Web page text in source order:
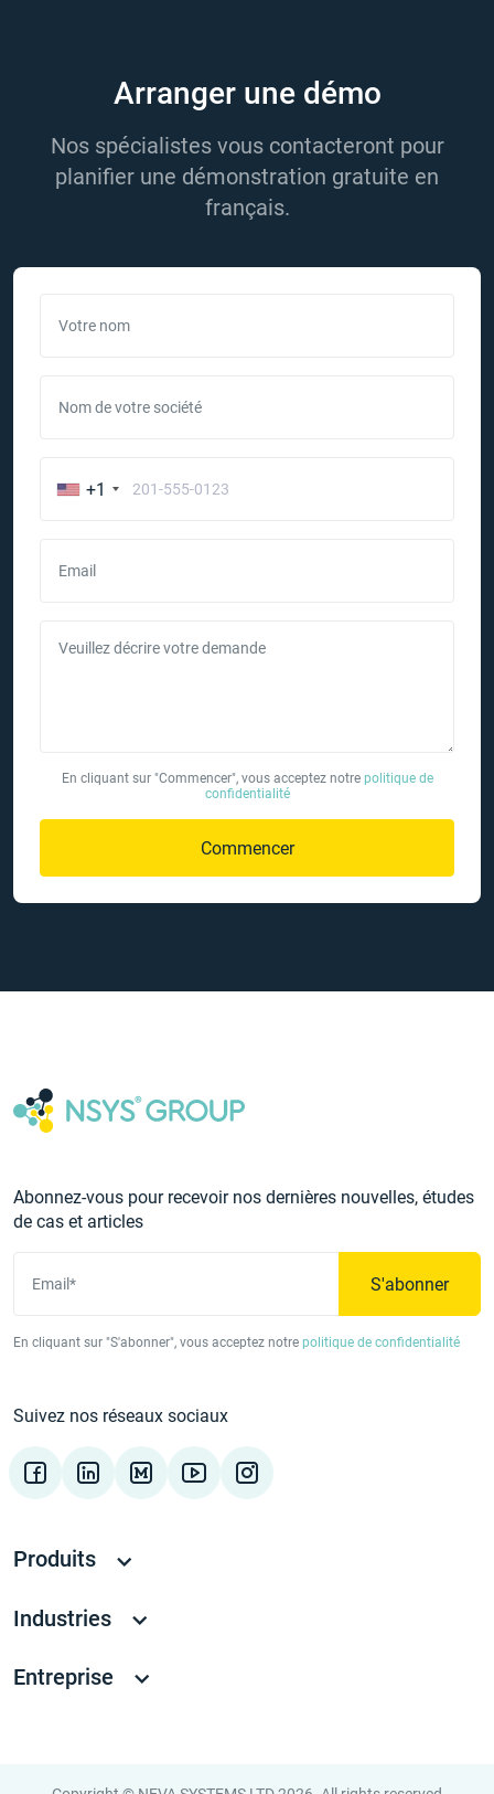
Arranger une démo
Nos spécialistes vous contacteront pour
planifier une démonstration gratuite en
français.
Votre nom
Nom de votre société
+1
Email
Veuillez décrire votre demande
En cliquant sur "Commencer", vous acceptez notre politique de
confidentialité
Commencer
Abonnez-vous pour recevoir nos dernières nouvelles, études
de cas et articles
Email* S'abonner
En cliquant sur "S'abonner", vous acceptez notre politique de confidentialité
Suivez nos réseaux sociaux
Produits
Industries
Entreprise